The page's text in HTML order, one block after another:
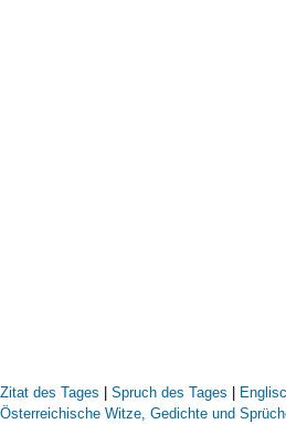
Zitat des Tages | Spruch des Tages |
Österreichische Witze, Gedichte und